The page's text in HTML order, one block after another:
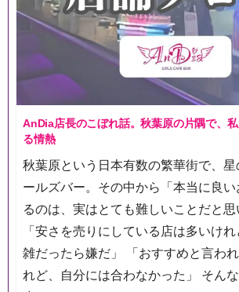
AnDia店長のこぼれ話。秋葉原の片隅で、
る情熱
秋葉原という日本有数の繁華街で、
ールズバー。その中から「本当に良
るのは、実はとても難しいことだと思
「安さを売りにしている店は多いけ
雑だったら嫌だ」 「おすすめと言わ
れど、自分には合わなかった」 そん